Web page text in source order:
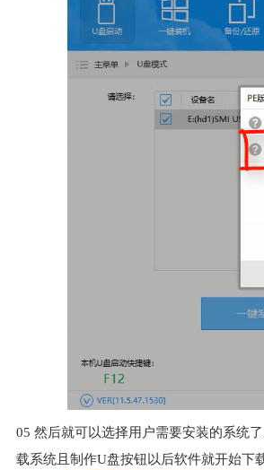
05 然后就可以选择用户需要安装的系统
载系统且制作U盘按钮以后软件就开始下